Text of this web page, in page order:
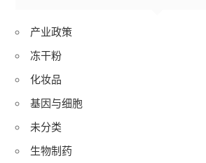
产业政策
冻干粉
化妆品
基因与细胞
未分类
生物制药